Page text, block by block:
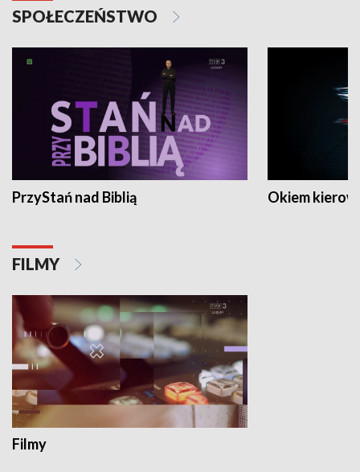
SPOŁECZEŃSTWO
PrzyStań nad Biblią Okiem
FILMY
Filmy